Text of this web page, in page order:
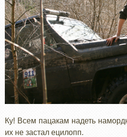
Ку! Всем пацакам надеть
их не застал ецилопп.